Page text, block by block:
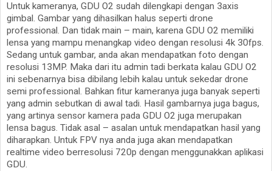
Untuk kameranya, GDU O2 sudah dilengkapi dengan 3axis
gimbal. Gambar yang dihasilkan halus seperti drone
professional. Dan tidak main – main, karena GDU O2 memiliki
lensa yang mampu menangkap video dengan resolusi 4k 30fps.
Sedang untuk gambar, anda akan mendapatkan foto dengan
resolusi 13MP. Maka dari itu admin tadi berkata kalau GDU O2
ini sebenarnya bisa dibilang lebih kalau untuk sekedar drone
semi professional. Bahkan fitur kameranya juga banyak seperti
yang admin sebutkan di awal tadi. Hasil gambarnya juga bagus,
yang artinya sensor kamera pada GDU O2 juga merupakan
lensa bagus. Tidak asal – asalan untuk mendapatkan hasil yang
diharapkan. Untuk FPV nya anda juga akan mendapatkan
realtime video berresolusi 720p dengan menggunakkan aplikasi
GDU.